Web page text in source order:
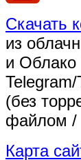
Скачать
из
и Облако
(без
файлом /
Карта